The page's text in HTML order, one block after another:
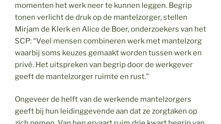
momenten het werk neer te kunnen leggen. Begrip
tonen verlicht de druk op de mantelzorger, stellen
Mirjam de Klerk en Alice de Boer, onderzoekers van het
SCP: “Veel mensen combineren werk met mantelzorg
waarbij soms keuzes gemaakt worden tussen werk en
privé. Het uitspreken van begrip door de werkgever
geeft de mantelzorger ruimte en rust.”
Ongeveer de helft van de werkende mantelzorgers
geeft bij hun leidinggevende aan dat ze zorgtaken op